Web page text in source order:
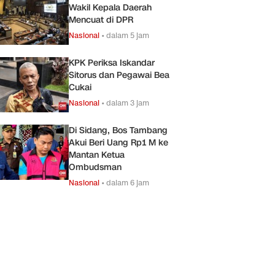
Wakil Kepala Daerah
Mencuat di DPR
Nasional •dalam 5 jam
KPK Periksa Iskandar
Sitorus dan Pegawai Bea
Cukai
Nasional •dalam 3 jam
Di Sidang, Bos Tambang
Akui Beri Uang Rp1 M ke
Mantan Ketua
Ombudsman
Nasional •dalam 6 jam